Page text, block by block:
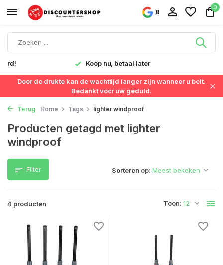
8
0
Koop nu, betaal later
Door de drukte kan de wachttijd langer zijn wanneer u belt.
Bedankt voor uw geduld.
Terug Home Tags lighter windproof
Producten getagd met lighter
windproof
Filter
4 producten Toon:
Sorteren op: